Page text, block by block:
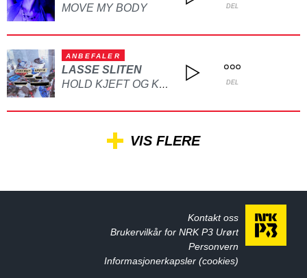
MOVE MY BODY
DEL
ANBEFALER
LASSE SLITEN
HOLD KJEFT OG KYSS MEG DEL
VIS FLERE
Kontakt oss
Brukervilkår for NRK P3 Urørt
Personvern
Informasjonerkapsler (cookies)